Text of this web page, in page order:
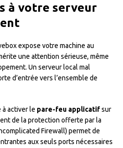
à votre serveur
expose votre machine au
une attention sérieuse, même
Un serveur local mal
d’entrée vers l’ensemble de
à activer le pare-feu applicatifsur
de la protection offerte par la
Firewall) permet de
aux seuls ports nécessaires